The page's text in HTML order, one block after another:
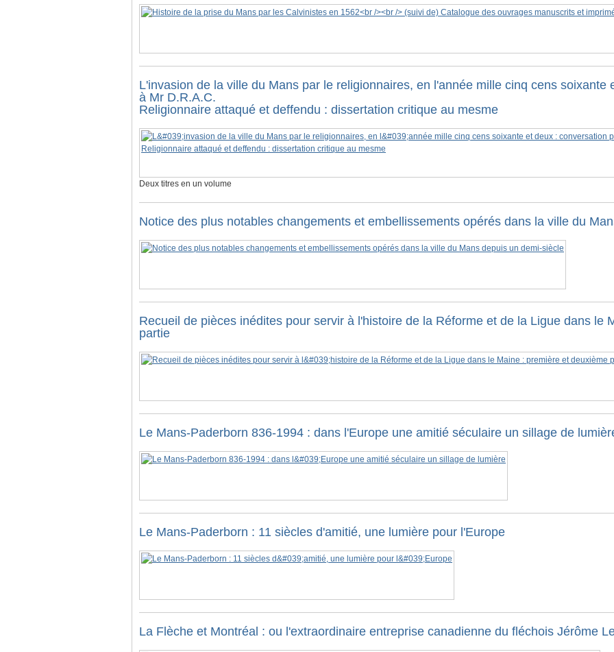
L'invasion de la ville du Mans par le religionnaires, en l'année mille cinq cens soixante
à Mr D.R.A.C.
Religionnaire attaqué et deffendu : dissertation critique au mesme
Deux titres en un volume
Notice des plus notables changements et embellissements opérés dans la ville du
Recueil de pièces inédites pour servir à l'histoire de la Réforme et de la Ligue dans le
partie
Le Mans-Paderborn 836-1994 : dans l'Europe une amitié séculaire un sillage de
Le Mans-Paderborn : 11 siècles d'amitié, une lumière pour l'Europe
La Flèche et Montréal : ou l'extraordinaire entreprise canadienne du fléchois Jérôme